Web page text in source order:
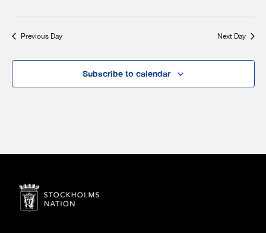
Previous Day Next Day
Subscribe to calendar